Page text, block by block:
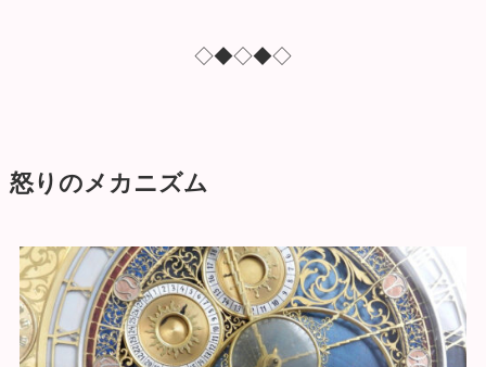
◇◆◇◆◇
怒りのメカニズム